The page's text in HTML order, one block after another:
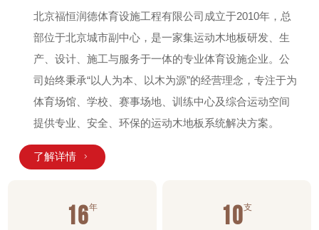
北京福恒润德体育设施工程有限公司成立于2010年，总
部位于北京城市副中心，是一家集运动木地板研发、生
产、设计、施工与服务于一体的专业体育设施企业。公
司始终秉承“以人为本、以木为源”的经营理念，专注于为
体育场馆、学校、赛事场地、训练中心及综合运动空间
提供专业、安全、环保的运动木地板系统解决方案。
了解详情 
16年 10支